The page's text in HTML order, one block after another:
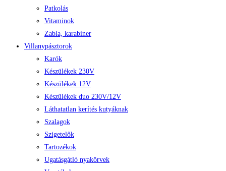
Patkolás
Vitaminok
Zabla, karabiner
Villanypásztorok
Karók
Készülékek 230V
Készülékek 12V
Készülékek duo 230V/12V
Láthatatlan kerítés kutyáknak
Szalagok
Szigetelők
Tartozékok
Ugatásgátló nyakörvek